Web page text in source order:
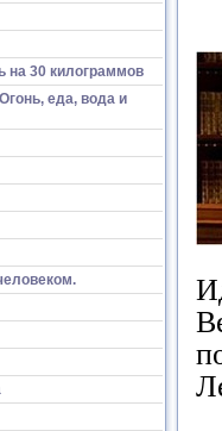
на 30 килограммов
еда, вода и